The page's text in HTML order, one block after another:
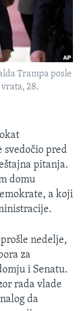
Trampa posle
28.
svedočio pred
pitanja.
domu
a koji
nedelje,
za
i Senatu.
rada vlade
da